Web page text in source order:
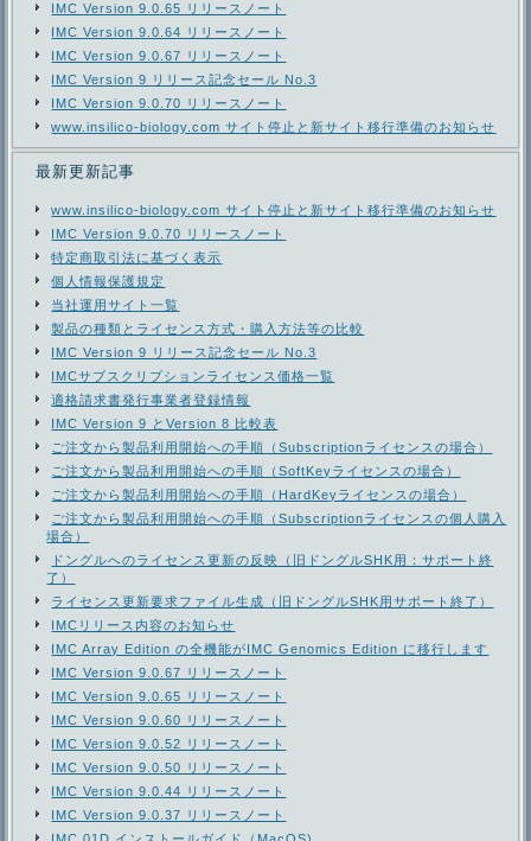
IMC Version 9.0.65 リリースノート
IMC Version 9.0.64 リリースノート
IMC Version 9.0.67 リリースノート
IMC Version 9 リリース記念セール No.3
IMC Version 9.0.70 リリースノート
www.insilico-biology.com サイト停止と新サイト移行準備のお知らせ
最新更新記事
www.insilico-biology.com サイト停止と新サイト移行準備のお知らせ
IMC Version 9.0.70 リリースノート
特定商取引法に基づく表示
個人情報保護規定
当社運用サイト一覧
製品の種類とライセンス方式・購入方法等の比較
IMC Version 9 リリース記念セール No.3
IMCサブスクリプションライセンス価格一覧
適格請求書発行事業者登録情報
IMC Version 9 とVersion 8 比較表
ご注文から製品利用開始への手順（Subscriptionライセンスの場合）
ご注文から製品利用開始への手順（SoftKeyライセンスの場合）
ご注文から製品利用開始への手順（HardKeyライセンスの場合）
ご注文から製品利用開始への手順（Subscriptionライセンスの個人購入
場合）
ドングルへのライセンス更新の反映（旧ドングルSHK用：サポート終
了）
ライセンス更新要求ファイル生成（旧ドングルSHK用サポート終了）
IMCリリース内容のお知らせ
IMC Array Edition の全機能がIMC Genomics Edition に移行します
IMC Version 9.0.67 リリースノート
IMC Version 9.0.65 リリースノート
IMC Version 9.0.60 リリースノート
IMC Version 9.0.52 リリースノート
IMC Version 9.0.50 リリースノート
IMC Version 9.0.44 リリースノート
IMC Version 9.0.37 リリースノート